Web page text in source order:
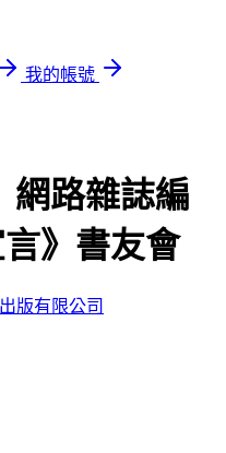
我的帳號
網路雜誌編
》書友會
版有限公司